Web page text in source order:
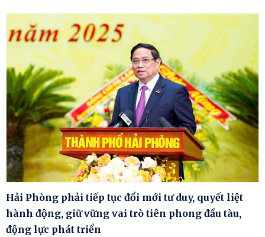
Hải Phòng phải tiếp tục đổi mới tư duy, quyết liệt
hành động, giữ vững vai trò tiên phong đầu tàu,
động lực phát triển